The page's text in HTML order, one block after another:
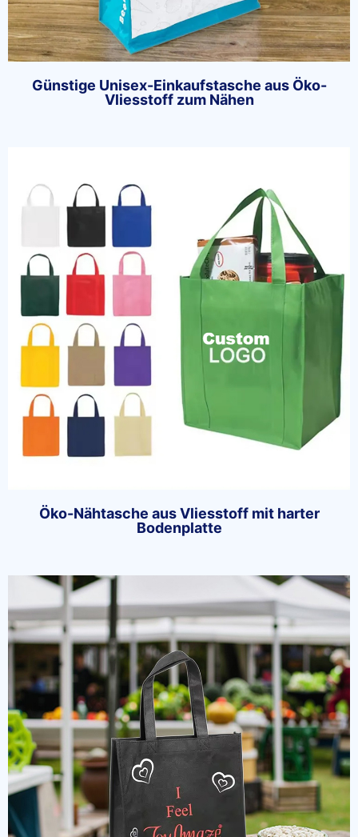
Günstige Unisex-Einkaufstasche aus Öko-
Vliesstoff zum Nähen
Öko-Nähtasche aus Vliesstoff mit harter
Bodenplatte
Chat starten